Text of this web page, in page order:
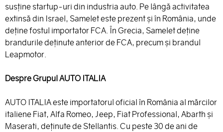
susține startup-uri din industria auto. Pe lângă activitatea
extinsă din Israel, Samelet este prezent și în România, unde
deține fostul importator FCA. În Grecia, Samelet deține
brandurile deținute anterior de FCA, precum și brandul
Leapmotor.
Despre Grupul AUTO ITALIA
AUTO ITALIA este importatorul oficial în România al mărcilor
italiene Fiat, Alfa Romeo, Jeep, Fiat Professional, Abarth și
Maserati, deținute de Stellantis. Cu peste 30 de ani de